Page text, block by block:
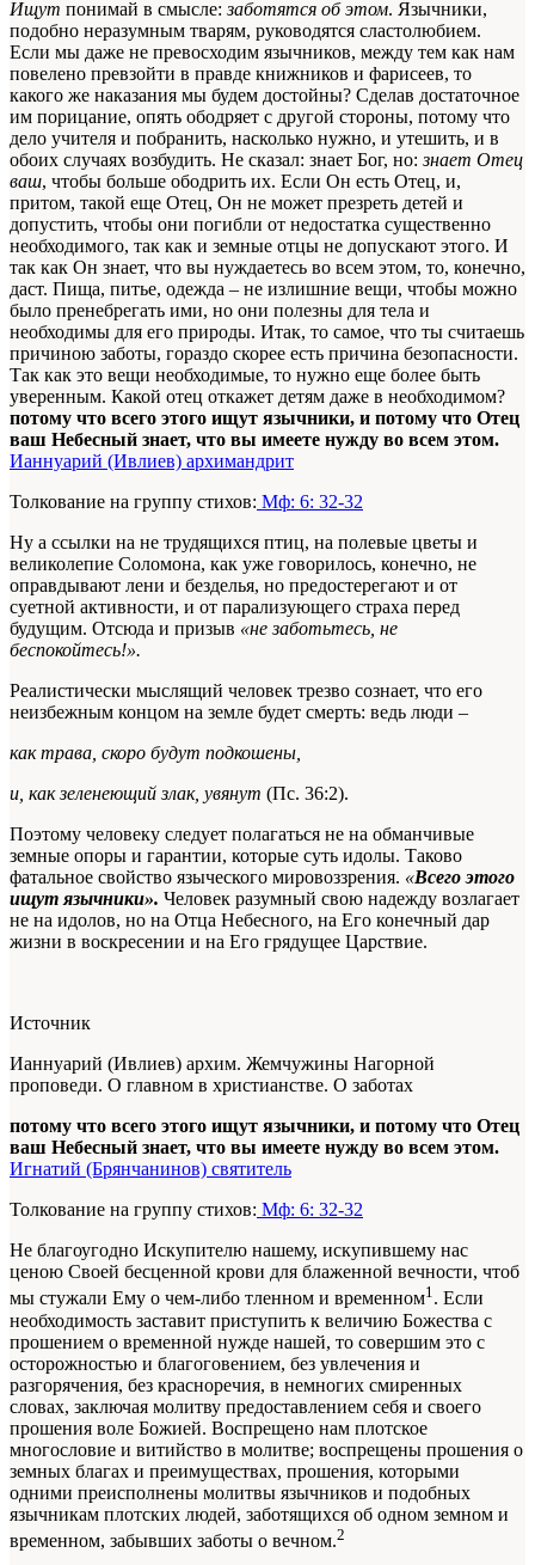
Ищут понимай в смысле:заботятся об этом. Язычники,
подобно неразумным тварям, руководятся сластолюбием.
Если мы даже не превосходим язычников, между тем как нам
повелено превзойти в правде книжников и фарисеев, то
какого же наказания мы будем достойны? Сделав достаточное
им порицание, опять ободряет с другой стороны, потому что
дело учителя и побранить, насколько нужно, и утешить, и в
обоих случаях возбудить. Не сказал: знает Бог, но:знает Отец
ваш, чтобы больше ободрить их. Если Он есть Отец, и,
притом, такой еще Отец, Он не может презреть детей и
допустить, чтобы они погибли от недостатка существенно
необходимого, так как и земные отцы не допускают этого. И
так как Он знает, что вы нуждаетесь во всем этом, то, конечно,
даст. Пища, питье, одежда – не излишние вещи, чтобы можно
было пренебрегать ими, но они полезны для тела и
необходимы для его природы. Итак, то самое, что ты считаешь
причиною заботы, гораздо скорее есть причина безопасности.
Так как это вещи необходимые, то нужно еще более быть
уверенным. Какой отец откажет детям даже в необходимом?
потому что всего этого ищут язычники, и потому что Отец
ваш Небесный знает, что вы имеете нужду во всем этом.
Ианнуарий (Ивлиев) архимандрит
Толкование на группу стихов: Мф: 6: 32-32
Ну а ссылки на не трудящихся птиц, на полевые цветы и
великолепие Соломона, как уже говорилось, конечно, не
оправдывают лени и безделья, но предостерегают и от
суетной активности, и от парализующего страха перед
будущим. Отсюда и призыв «не заботьтесь, не
беспокойтесь!».
Реалистически мыслящий человек трезво сознает, что его
неизбежным концом на земле будет смерть: ведь люди –
как трава, скоро будут подкошены,
и, как зеленеющий злак, увянут (Пс. 36:2).
Поэтому человеку следует полагаться не на обманчивые
земные опоры и гарантии, которые суть идолы. Таково
фатальное свойство языческого мировоззрения. «Всего этого
ищут язычники». Человек разумный свою надежду возлагает
не на идолов, но на Отца Небесного, на Его конечный дар
жизни в воскресении и на Его грядущее Царствие.
Источник
Ианнуарий (Ивлиев) архим. Жемчужины Нагорной
проповеди. О главном в христианстве. О заботах
потому что всего этого ищут язычники, и потому что Отец
ваш Небесный знает, что вы имеете нужду во всем этом.
Игнатий (Брянчанинов) святитель
Толкование на группу стихов: Мф: 6: 32-32
Не благоугодно Искупителю нашему, искупившему нас
ценою Своей бесценной крови для блаженной вечности, чтоб
мы стужали Ему о чем-либо тленном и временном1. Если
необходимость заставит приступить к величию Божества с
прошением о временной нужде нашей, то совершим это с
осторожностью и благоговением, без увлечения и
разгорячения, без красноречия, в немногих смиренных
словах, заключая молитву предоставлением себя и своего
прошения воле Божией. Воспрещено нам плотское
многословие и витийство в молитве; воспрещены прошения о
земных благах и преимуществах, прошения, которыми
одними преисполнены молитвы язычников и подобных
язычникам плотских людей, заботящихся об одном земном и
временном, забывших заботы о вечном.2